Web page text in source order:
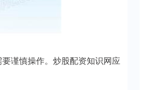
谨慎操作。炒股配资知识网应